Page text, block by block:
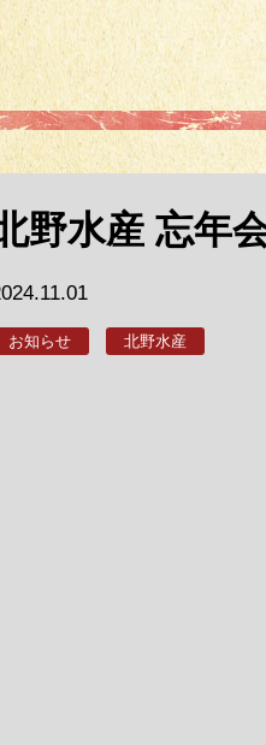
野水産 忘年
お知らせ 北野水産